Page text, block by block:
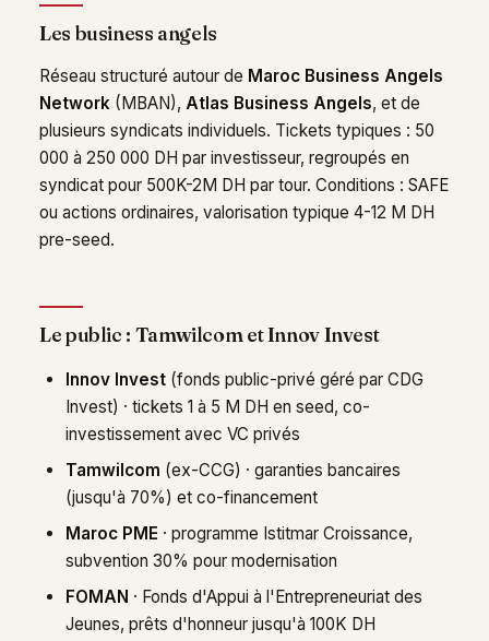
Les business angels
Réseau structuré autour de Maroc Business Angels
Network (MBAN), Atlas Business Angels, et de
plusieurs syndicats individuels. Tickets typiques : 50
000 à 250 000 DH par investisseur, regroupés en
syndicat pour 500K-2M DH par tour. Conditions : SAFE
ou actions ordinaires, valorisation typique 4-12 M DH
pre-seed.
Le public : Tamwilcom et Innov Invest
Innov Invest (fonds public-privé géré par CDG
Invest) · tickets 1 à 5 M DH en seed, co-
investissement avec VC privés
Tamwilcom (ex-CCG) · garanties bancaires
(jusqu'à 70%) et co-financement
Maroc PME · programme Istitmar Croissance,
subvention 30% pour modernisation
FOMAN · Fonds d'Appui à l'Entrepreneuriat des
Jeunes, prêts d'honneur jusqu'à 100K DH